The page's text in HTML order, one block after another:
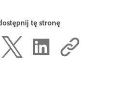
tę stronę